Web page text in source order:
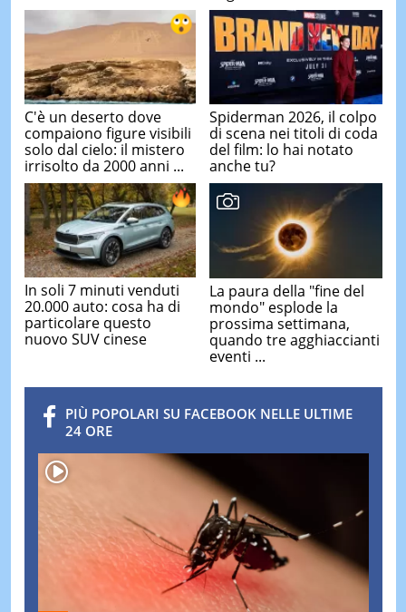
C'è un deserto dove
compaiono figure visibili
solo dal cielo: il mistero
irrisolto da 2000 anni ...
Spiderman 2026, il colpo
di scena nei titoli di coda
del film: lo hai notato
anche tu?
In soli 7 minuti venduti
20.000 auto: cosa ha di
particolare questo
nuovo SUV cinese
La paura della "fine del
mondo" esplode la
prossima settimana,
quando tre agghiaccianti
eventi ...
PIÙ POPOLARI SU FACEBOOK NELLE ULTIME
24 ORE